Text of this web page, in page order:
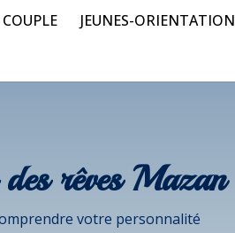
COUPLE JEUNES-ORIENTATION
rêves Mazan
votre personnalité